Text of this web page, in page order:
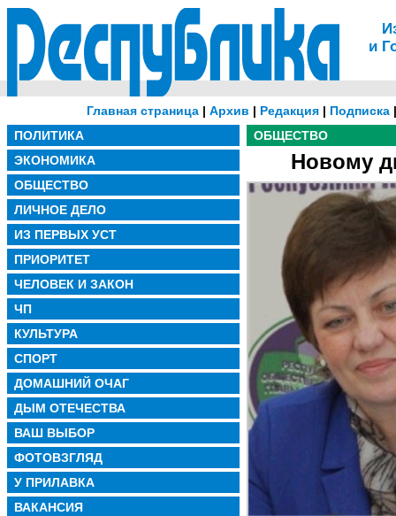
и
Главная страница | Архив | Редакция | Подписка
ПОЛИТИКА
ЭКОНОМИКА
ОБЩЕСТВО
ЛИЧНОЕ ДЕЛО
ИЗ ПЕРВЫХ УСТ
ПРИОРИТЕТ
ЧЕЛОВЕК И ЗАКОН
ЧП
КУЛЬТУРА
СПОРТ
ДОМАШНИЙ ОЧАГ
ДЫМ ОТЕЧЕСТВА
ВАШ ВЫБОР
ФОТОВЗГЛЯД
У ПРИЛАВКА
ВАКАНСИЯ
ОБЩЕСТВО
Новому